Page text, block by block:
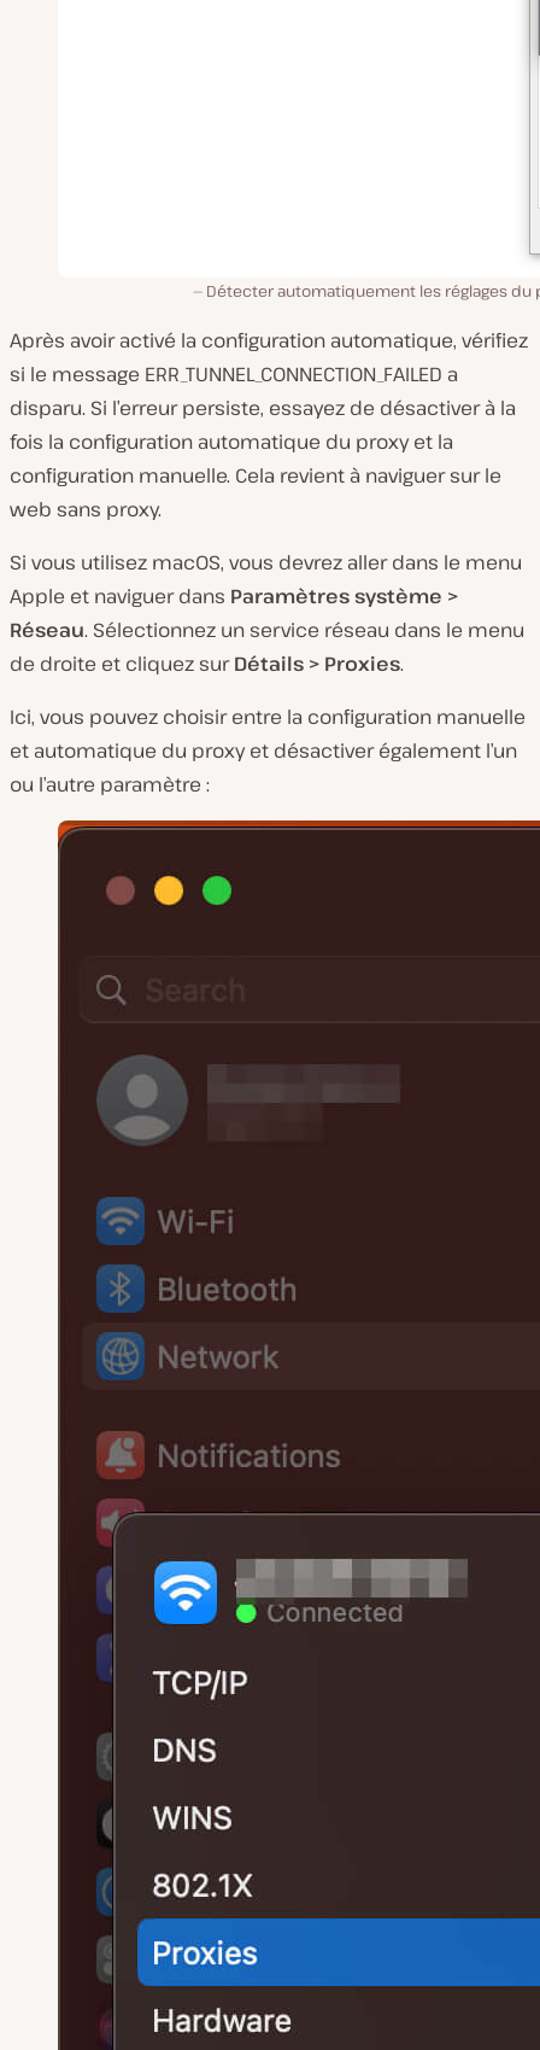
Détecter automatiquement les réglages du
Après avoir activé la configuration automatique, vérifiez
si le message ERR_TUNNEL_CONNECTION_FAILED a
disparu. Si l’erreur persiste, essayez de désactiver à la
fois la configuration automatique du proxy et la
configuration manuelle. Cela revient à naviguer sur le
web sans proxy.
Si vous utilisez macOS, vous devrez aller dans le menu
Apple et naviguer dans Paramètres système >
Réseau. Sélectionnez un service réseau dans le menu
de droite et cliquez surDétails > Proxies.
Ici, vous pouvez choisir entre la configuration manuelle
et automatique du proxy et désactiver également l’un
ou l’autre paramètre :